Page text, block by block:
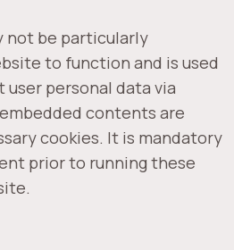
not be particularly
to function and is used
personal data via
contents are
cookies. It is mandatory
prior to running these